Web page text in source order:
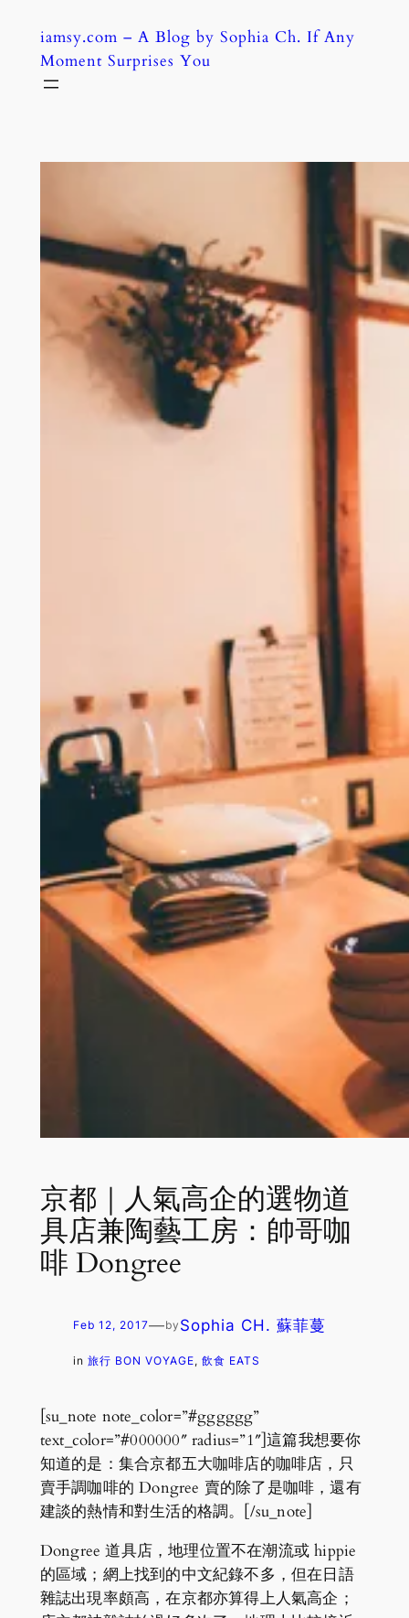
content
iamsy.com – A Blog by Sophia Ch. If Any
Moment Surprises You
京都｜人氣高企的選物道
具店兼陶藝工房：帥哥咖
啡 Dongree
Feb 12, 2017—by Sophia CH. 蘇菲蔓
in 旅行 BON VOYAGE, 飲食 EATS
[su_note note_color=”#gggggg”
text_color=”#000000″ radius=”1″]這篇我想要你
知道的是：集合京都五大咖啡店的咖啡店，只
賣手調咖啡的 Dongree 賣的除了是咖啡，還有
建談的熱情和對生活的格調。[/su_note]
Dongree 道具店，地理位置不在潮流或 hippie
的區域；網上找到的中文紀錄不多，但在日語
雜誌出現率頗高，在京都亦算得上人氣高企；